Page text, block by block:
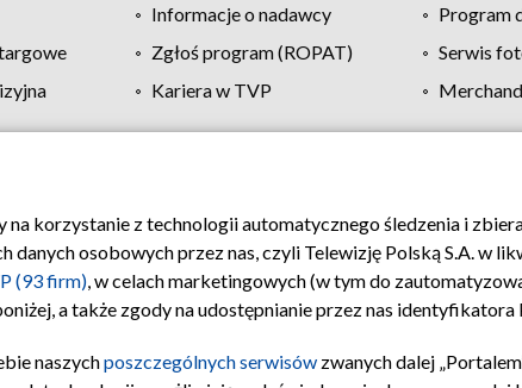
Informacje o nadawcy
Program
Zgłoś program (ROPAT)
Serwis
Kariera w TVP
prywatności Moje zgody Pomoc Biuro
korzystanie z technologii automatycznego śledzenia i
osobowych przez nas, czyli Telewizję Polską S.A. w
(93 firm), w celach marketingowych (w tym do
a także zgody na udostępnianie przez nas identyfikatora
naszychposzczególnych serwisów zwanych dalej